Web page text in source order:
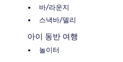
바/라운지
스낵바/델리
아이 동반 여행
놀이터